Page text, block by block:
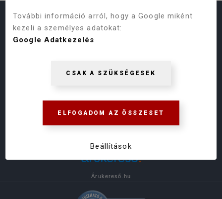
HASZNOS LINKEK
Termékeink Vásárlás menete
Adatvédelmi Szabályzat
Gyakori kérdések
Árukereső.hu
További információ arról, hogy a Google miként
kezeli a személyes adatokat:
Google Adatkezelés
CSAK A SZÜKSÉGESEK
ELFOGADOM AZ ÖSSZESET
Beállítások